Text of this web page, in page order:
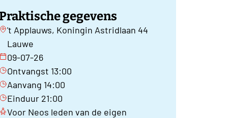
gegevens
't Applauws, Koningin Astridlaan 44
Lauwe
09-07-26
Ontvangst 13:00
Aanvang 14:00
Einduur 21:00
Voor Neos leden van de eigen